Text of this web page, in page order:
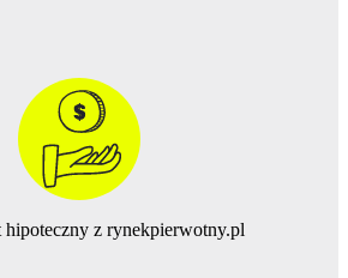
hipoteczny z rynekpierwotny.pl